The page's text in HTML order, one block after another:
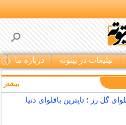
تبلیغات در بیتوته درباره ما
گل رز ؛ تاپترین باقلوای دنیا
بیشتر